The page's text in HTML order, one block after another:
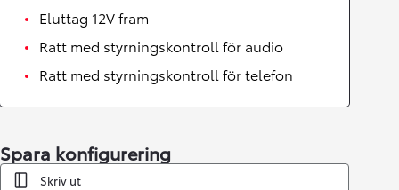
Eluttag 12V fram
Ratt med styrningskontroll för audio
Ratt med styrningskontroll för telefon
Spara konfigurering
Skriv ut